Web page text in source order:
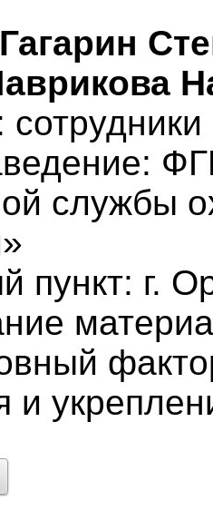
службы
пункт: г.
и